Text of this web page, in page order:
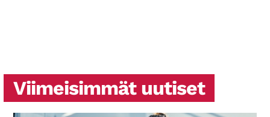
Viimeisimmät uutiset